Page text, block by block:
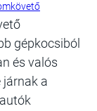
gépkocsiból
és valós
járnak a